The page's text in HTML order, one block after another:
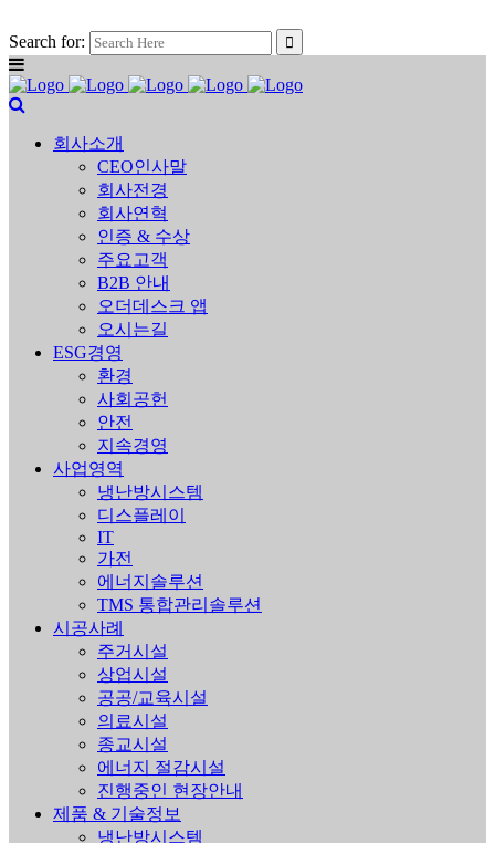
Search for:
회사소개
CEO인사말
회사전경
회사연혁
인증 & 수상
주요고객
B2B 안내
오더데스크 앱
오시는길
ESG경영
환경
사회공헌
안전
지속경영
사업영역
냉난방시스템
디스플레이
IT
가전
에너지솔루션
TMS 통합관리솔루션
시공사례
주거시설
상업시설
공공/교육시설
의료시설
종교시설
에너지 절감시설
진행중인 현장안내
제품 & 기술정보
냉난방시스템